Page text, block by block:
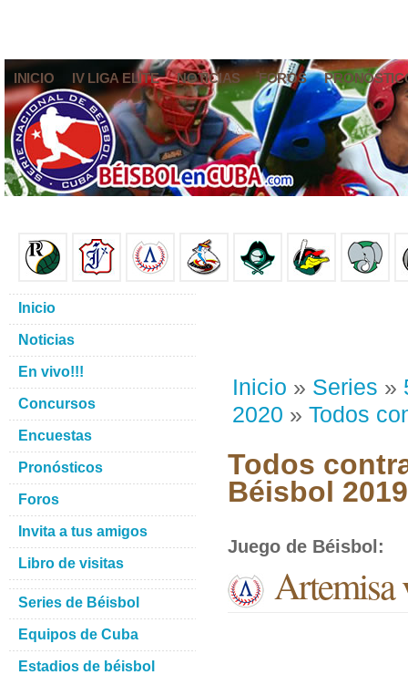
INICIO IV LIGA ELITE NOTICIAS FOROS
Inicio » Series »
2020 » Todos
Todos
Béisbol
Juego de Béisbol :
Artemisa
Inicio
Noticias
En vivo!!!
Concursos
Encuestas
Pronósticos
Foros
Invita a tus amigos
Libro de visitas
Series de Béisbol
Equipos de Cuba
Estadios de béisbol